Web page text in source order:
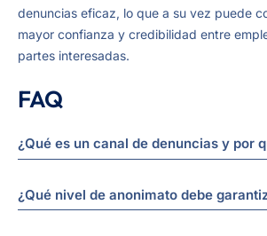
denuncias eficaz, lo que a su vez puede
mayor confianza y credibilidad entre
partes interesadas.
FAQ
¿Qué es un canal de denuncias y por
¿Qué nivel de anonimato debe